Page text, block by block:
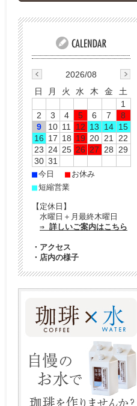
2026/08
日
月 火 水 木 金
土
1
2
3 4 5 6 7
8
9
10 11 12 13 14 15
16 17 18 19 20 21
22
23 24 25 26 27 28
29
30 31
■今日 ■ お休み
■短縮営業
【定休日】
水曜日＋月最終木曜日
⇒ 詳しいご案内はこちら
・ アクセス
・ 店内の様子